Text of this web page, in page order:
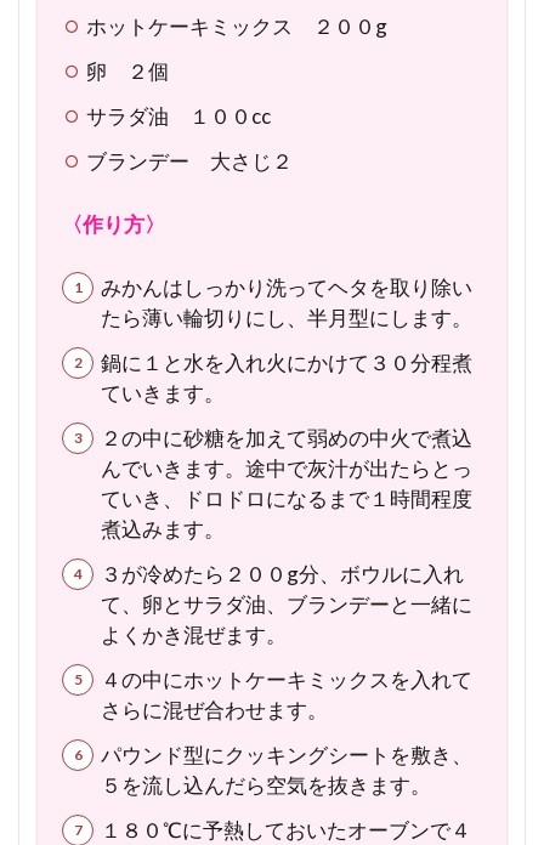
ホットケーキミックス ２００g
卵 ２個
サラダ油 １００cc
ブランデー 大さじ２
〈作り方〉
みかんはしっかり洗ってヘタを取り除い
たら薄い輪切りにし、半月型にします。
鍋に１と水を入れ火にかけて３０分程煮
ていきます。
２の中に砂糖を加えて弱めの中火で煮込
んでいきます。途中で灰汁が出たらとっ
ていき、ドロドロになるまで１時間程度
煮込みます。
３が冷めたら２００g分、ボウルに入れ
て、卵とサラダ油、ブランデーと一緒に
よくかき混ぜます。
４の中にホットケーキミックスを入れて
さらに混ぜ合わせます。
パウンド型にクッキングシートを敷き、
５を流し込んだら空気を抜きます。
１８０℃に予熱しておいたオーブンで４